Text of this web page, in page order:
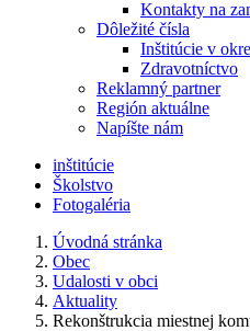
Kontakty na
Dôležité čísla
Inštitúcie v
Zdravotníctvo
Reklamný partner
Región aktuálne
Napíšte nám
inštitúcie
Školstvo
Fotogaléria
Úvodná stránka
Obec
Udalosti v obci
Aktuality
Rekonštrukcia miestnej